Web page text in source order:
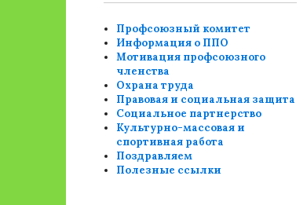
Профсоюзный комитет
Информация о ППО
Мотивация профсоюзного
членства
Охрана труда
Правовая и социальная защита
Социальное партнерство
Культурно-массовая и
спортивная работа
Поздравляем
Полезные ссылки